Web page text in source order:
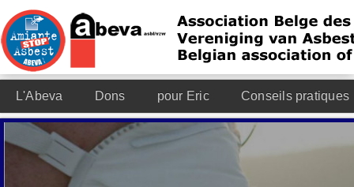
L'Abeva Dons pour Eric Conseils pratiques